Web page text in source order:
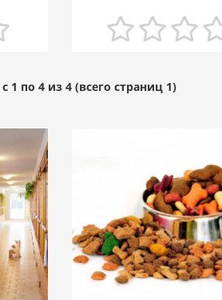
1 по 4 из 4 (всего страниц 1)